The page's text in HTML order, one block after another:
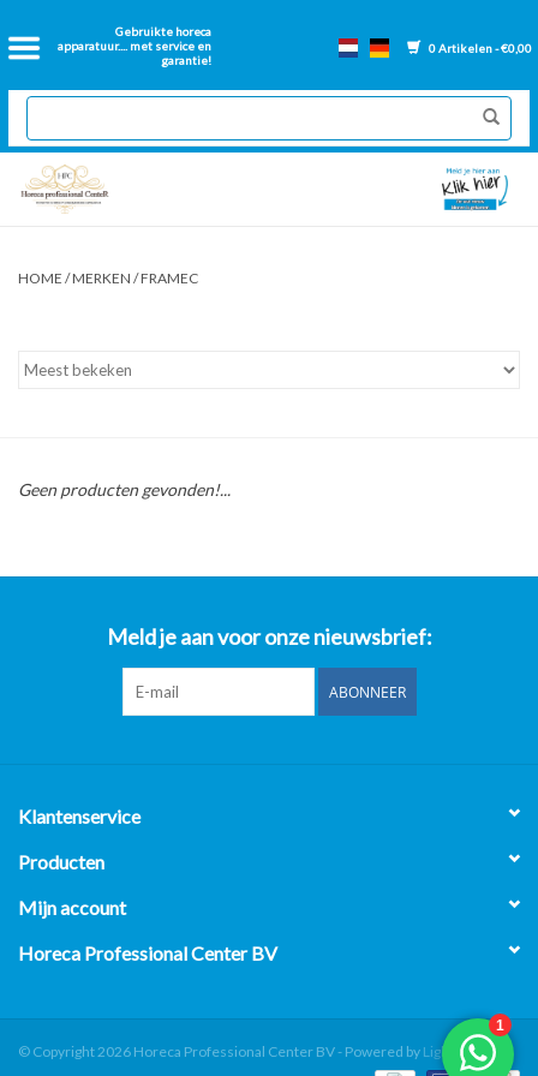
Gebruikte horeca
apparatuur.... met service en
garantie!
0 Artikelen - €0,00
Home
2dehands Horeca
Nieuwe apparatuur
Onderdelen bakwanden
Over ons
HOME /MERKEN /FRAMEC
Geen producten gevonden!...
Meld je aan voor onze nieuwsbrief:
ABONNEER
Klantenservice
Producten
Mijn account
Horeca Professional Center BV
© Copyright 2026 Horeca Professional Center BV - Powered by Lightspeed